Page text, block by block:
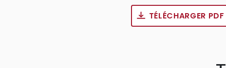
TÉLÉCHARGER PDF